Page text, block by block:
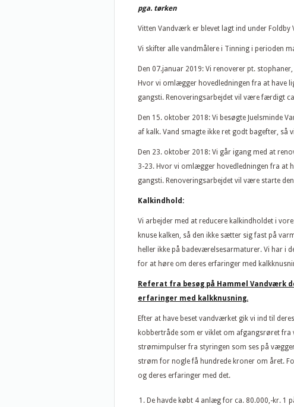
pga. tørken
Vitten Vandværk er blevet lagt ind under Foldby
Vi skifter alle vandmålere i Tinning i perioden
Den 07.januar 2019: Vi renoverer pt.
Hvor vi omlægger hovedledningen fra at have
gangsti. Renoveringsarbejdet vil være færdigt
Den 15. oktober 2018: Vi besøgte Juelsminde
af kalk. Vand smagte ikke ret godt bagefter,
Den 23. oktober 2018: Vi går igang med at
3-23. Hvor vi omlægger hovedledningen fra at
gangsti. Renoveringsarbejdet vil være starte
Kalkindhold:
Vi arbejder med at reducere kalkindholdet i
knuse kalken, så den ikke sætter sig fast på
heller ikke på badeværelsesarmaturer. Vi har i
for at høre om deres erfaringer med
Referat fra besøg på Hammel Vandværk
erfaringer med kalkknusning.
Efter at have beset vandværket gik vi ind til
kobbertråde som er viklet om afgangsrøret
strømimpulser fra styringen som ses på
strøm for nogle få hundrede kroner om året.
og deres erfaringer med det.
De havde købt 4 anlæg for ca. 80.000,-kr. 1